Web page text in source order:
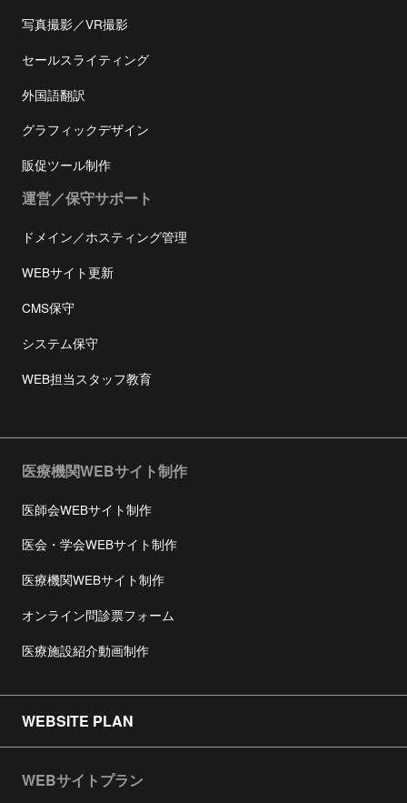
写真撮影／VR撮影
セールスライティング
外国語翻訳
グラフィックデザイン
販促ツール制作
運営／保守サポート
ドメイン／ホスティング管理
WEBサイト更新
CMS保守
システム保守
WEB担当スタッフ教育
医療機関WEBサイト制作
医師会WEBサイト制作
医会・学会WEBサイト制作
医療機関WEBサイト制作
オンライン問診票フォーム
医療施設紹介動画制作
WEBSITE PLAN
WEBサイトプラン